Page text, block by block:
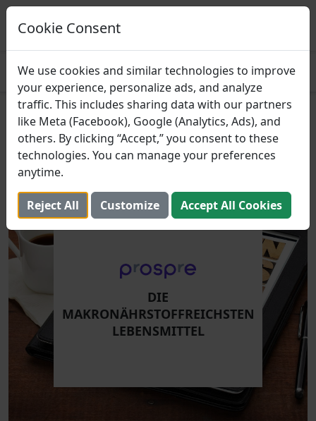
Prospre: Essensplaner
Essenspläne basierend auf Makros
Die makronährstoffreichsten
Lebensmittel
4. Dezember 2021 (Aktualisiert: 2. August 2025)
DIE
MAKRONÄHRSTOFFREICHSTEN
LEBENSMITTEL
Cookie Consent
We use cookies and similar technologies to improve
your experience, personalize ads, and analyze
traffic. This includes sharing data with our partners
like Meta (Facebook), Google (Analytics, Ads), and
others. By clicking “Accept,” you consent to these
technologies. You can manage your preferences
anytime.
Reject All Customize Accept All Cookies